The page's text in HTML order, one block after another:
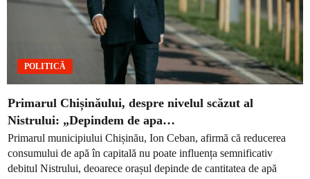
POLITICĂ
Primarul Chișinăului, despre nivelul scăzut al
Nistrului: „Depindem de apa…
Primarul municipiului Chișinău, Ion Ceban, afirmă că reducerea
consumului de apă în capitală nu poate influența semnificativ
debitul Nistrului, deoarece orașul depinde de cantitatea de apă